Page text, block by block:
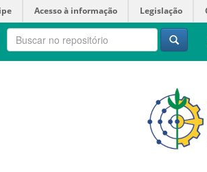
Acesso à informação Legislação